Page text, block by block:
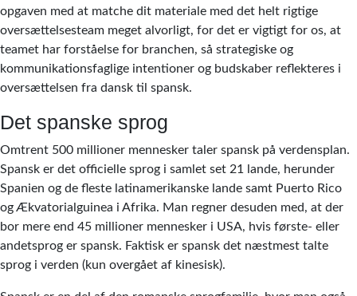
opgaven med at matche dit materiale med det helt rigtige
oversættelsesteam meget alvorligt, for det er vigtigt for os, at
teamet har forståelse for branchen, så strategiske og
kommunikationsfaglige intentioner og budskaber reflekteres i
oversættelsen fra dansk til spansk.
Det spanske sprog
Omtrent 500 millioner mennesker taler spansk på verdensplan.
Spansk er det officielle sprog i samlet set 21 lande, herunder
Spanien og de fleste latinamerikanske lande samt Puerto Rico
og Ækvatorialguinea i Afrika. Man regner desuden med, at der
bor mere end 45 millioner mennesker i USA, hvis første- eller
andetsprog er spansk. Faktisk er spansk det næstmest talte
sprog i verden (kun overgået af kinesisk).